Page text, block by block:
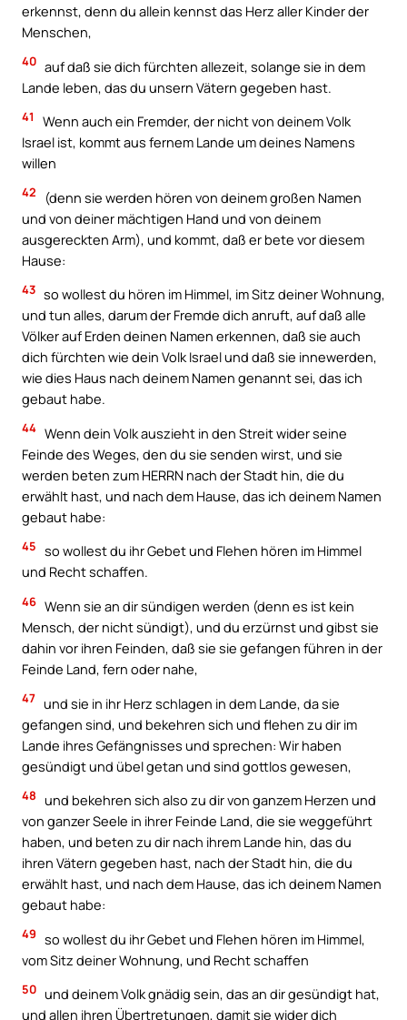
erkennst, denn du allein kennst das Herz aller Kinder der
Menschen,
40 auf daß sie dich fürchten allezeit, solange sie in dem
Lande leben, das du unsern Vätern gegeben hast.
41
Wenn auch ein Fremder, der nicht von deinem Volk
Israel ist, kommt aus fernem Lande um deines Namens
willen
42
(denn sie werden hören von deinem großen Namen
und von deiner mächtigen Hand und von deinem
ausgereckten Arm), und kommt, daß er bete vor diesem
Hause:
43 so wollest du hören im Himmel, im Sitz deiner Wohnung,
und tun alles, darum der Fremde dich anruft, auf daß alle
Völker auf Erden deinen Namen erkennen, daß sie auch
dich fürchten wie dein Volk Israel und daß sie innewerden,
wie dies Haus nach deinem Namen genannt sei, das ich
gebaut habe.
44 Wenn dein Volk auszieht in den Streit wider seine
Feinde des Weges, den du sie senden wirst, und sie
werden beten zum HERRN nach der Stadt hin, die du
erwählt hast, und nach dem Hause, das ich deinem Namen
gebaut habe:
45 so wollest du ihr Gebet und Flehen hören im Himmel
und Recht schaffen.
46 Wenn sie an dir sündigen werden (denn es ist kein
Mensch, der nicht sündigt), und du erzürnst und gibst sie
dahin vor ihren Feinden, daß sie sie gefangen führen in der
Feinde Land, fern oder nahe,
47 und sie in ihr Herz schlagen in dem Lande, da sie
gefangen sind, und bekehren sich und flehen zu dir im
Lande ihres Gefängnisses und sprechen: Wir haben
gesündigt und übel getan und sind gottlos gewesen,
48 und bekehren sich also zu dir von ganzem Herzen und
von ganzer Seele in ihrer Feinde Land, die sie weggeführt
haben, und beten zu dir nach ihrem Lande hin, das du
ihren Vätern gegeben hast, nach der Stadt hin, die du
erwählt hast, und nach dem Hause, das ich deinem Namen
gebaut habe:
49 so wollest du ihr Gebet und Flehen hören im Himmel,
vom Sitz deiner Wohnung, und Recht schaffen
50 und deinem Volk gnädig sein, das an dir gesündigt hat,
und allen ihren Übertretungen, damit sie wider dich